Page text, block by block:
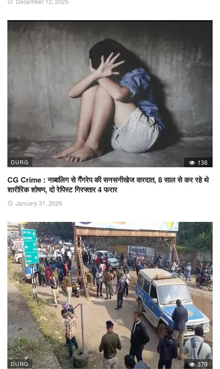
DURG 136
CG Crime : नाबालिग से गैंगरेप की सनसनीखेज वारदात, 8 साल से कर रहे थे
शारीरिक शोषण, दो रेपिस्ट गिरफ्तार 4 फरार
January 31, 2026
DURG 379